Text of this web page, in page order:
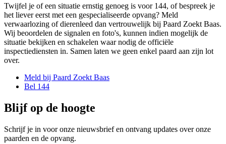
Twijfel je of een situatie ernstig genoeg is voor 144, of bespreek je
het liever eerst met een gespecialiseerde opvang? Meld
verwaarlozing of dierenleed dan vertrouwelijk bij Paard Zoekt Baas.
Wij beoordelen de signalen en foto's, kunnen indien mogelijk de
situatie bekijken en schakelen waar nodig de officiële
inspectiediensten in. Samen laten we geen enkel paard aan zijn lot
over.
Meld bij Paard Zoekt Baas
Bel 144
Blijf op de hoogte
Schrijf je in voor onze nieuwsbrief en ontvang updates over onze
paarden en de opvang.